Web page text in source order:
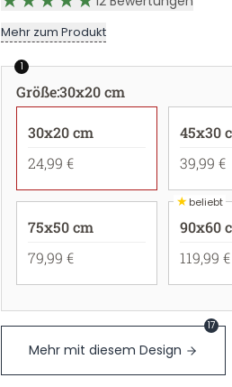
Mehr zum Produkt
1
Größe:30x20 cm
30x20 cm
24,99 €
45x30
39,99 €
75x50 cm
79,99 €
★beliebt
90x60
119,99 €
Mehr mit diesem Design
17